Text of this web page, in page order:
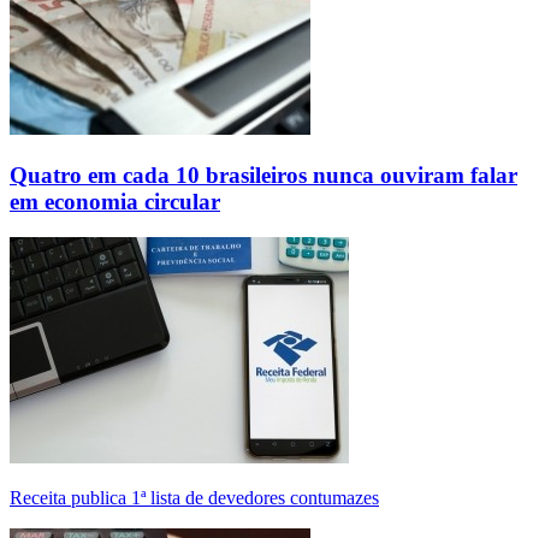
Quatro em cada 10 brasileiros nunca ouviram falar
em economia circular
Receita publica 1ª lista de devedores contumazes